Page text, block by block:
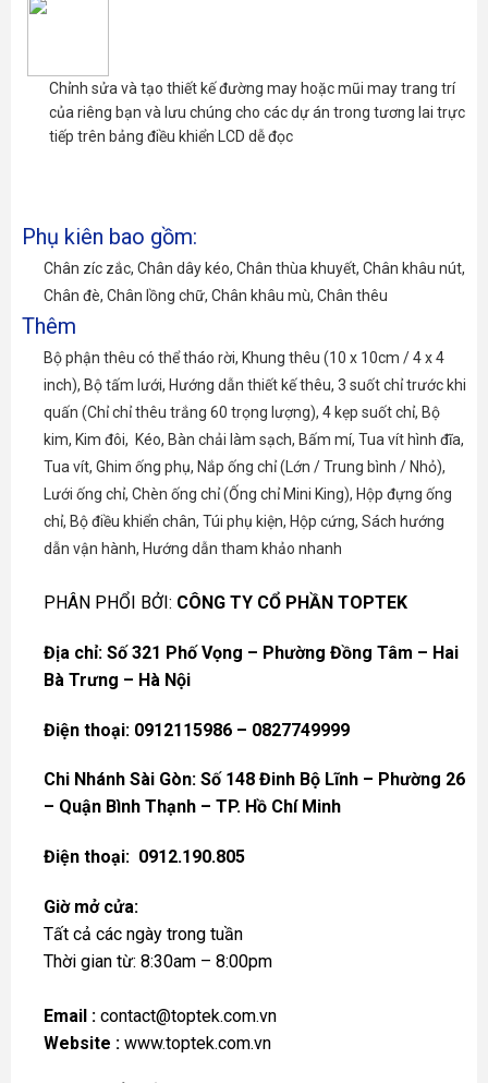
Chỉnh sửa và tạo thiết kế đường may hoặc mũi may trang trí
của riêng bạn và lưu chúng cho các dự án trong tương lai trực
tiếp trên bảng điều khiển LCD dễ đọc
Phụ kiên bao gồm:
Chân zíc zắc, Chân dây kéo, Chân thùa khuyết, Chân khâu nút,
Chân đè, Chân lồng chữ, Chân khâu mù, Chân thêu
Thêm
Bộ phận thêu có thể tháo rời, Khung thêu (10 x 10cm / 4 x 4
inch), Bộ tấm lưới, Hướng dẫn thiết kế thêu, 3 suốt chỉ trước khi
quấn (Chỉ chỉ thêu trắng 60 trọng lượng), 4 kẹp suốt chỉ, Bộ
kim, Kim đôi, Kéo, Bàn chải làm sạch, Bấm mí, Tua vít hình đĩa,
Tua vít, Ghim ống phụ, Nắp ống chỉ (Lớn / Trung bình / Nhỏ),
Lưới ống chỉ, Chèn ống chỉ (Ống chỉ Mini King), Hộp đựng ống
chỉ, Bộ điều khiển chân, Túi phụ kiện, Hộp cứng, Sách hướng
dẫn vận hành, Hướng dẫn tham khảo nhanh
PHÂN PHỔI BỞI: CÔNG TY CỔ PHẦN TOPTEK
Địa chỉ: Số 321 Phố Vọng – Phường Đồng Tâm – Hai
Bà Trưng – Hà Nội
Điện thoại: 0912115986 – 0827749999
Chi Nhánh Sài Gòn: Số 148 Đinh Bộ Lĩnh – Phường 26
– Quận Bình Thạnh – TP. Hồ Chí Minh
Điện thoại: 0912.190.805
Giờ mở cửa:
Tất cả các ngày trong tuần
Thời gian từ: 8:30am – 8:00pm
Email : contact@toptek.com.vn
Website : www.toptek.com.vn